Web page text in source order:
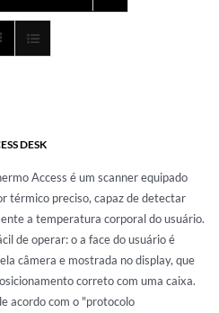
DESK
Access é um scanner equipado
térmico preciso, capaz de detectar
a temperatura corporal do usuário.
de operar: o a face do usuário é
câmera e mostrada no display, que
correto com uma caixa.
acordo com o "protocolo